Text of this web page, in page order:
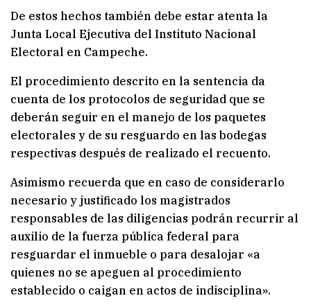
De estos hechos también debe estar atenta la
Junta Local Ejecutiva del Instituto Nacional
Electoral en Campeche.
El procedimiento descrito en la sentencia da
cuenta de los protocolos de seguridad que se
deberán seguir en el manejo de los paquetes
electorales y de su resguardo en las bodegas
respectivas después de realizado el recuento.
Asimismo recuerda que en caso de considerarlo
necesario y justificado los magistrados
responsables de las diligencias podrán recurrir al
auxilio de la fuerza pública federal para
resguardar el inmueble o para desalojar «a
quienes no se apeguen al procedimiento
establecido o caigan en actos de indisciplina».